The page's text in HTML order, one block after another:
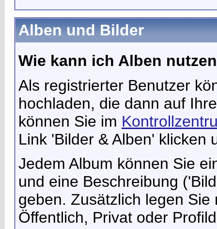
Alben und Bilder
Wie kann ich Alben
Als registrierter Benutzer
hochladen, die dann auf
können Sie im
Link 'Bilder & Alben' klicken
Jedem Album können Sie
und eine Beschreibung
geben. Zusätzlich legen
Öffentlich, Privat oder